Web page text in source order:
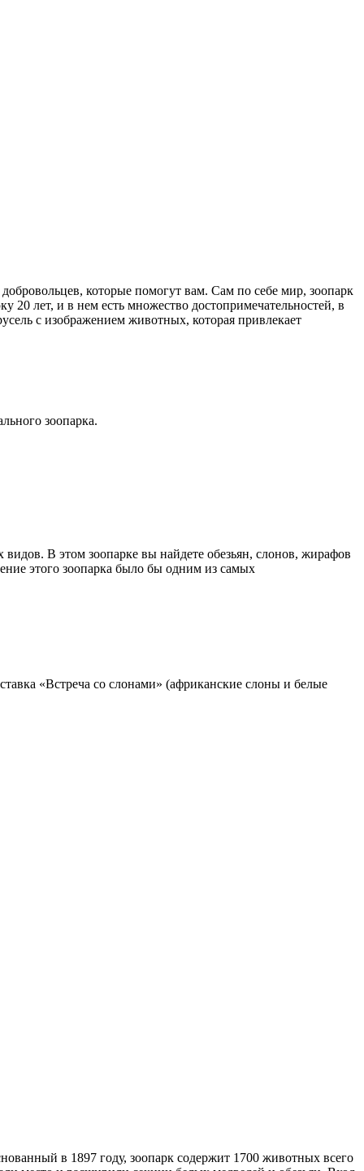
которые помогут вам. Сам по себе мир, зоопарк
20 лет, и в нем есть множество достопримечательностей, в
с изображением животных, которая привлекает
зоопарка.
В этом зоопарке вы найдете обезьян, слонов, жирафов
этого зоопарка было бы одним из самых
«Встреча со слонами» (африканские слоны и белые
в 1897 году, зоопарк содержит 1700 животных всего